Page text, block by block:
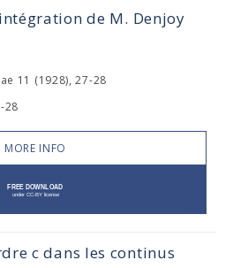
de M. Denjoy
11 (1928), 27-28
28
MORE INFO
c dans les continus